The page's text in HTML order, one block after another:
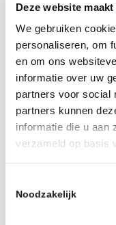
Deze website
We gebruiken
personaliseren, om
en om ons
informatie over uw
partners voor social
partners kunnen
informatie die u aan
verzameld op basis
Noodzakelijk
1 februari 2019